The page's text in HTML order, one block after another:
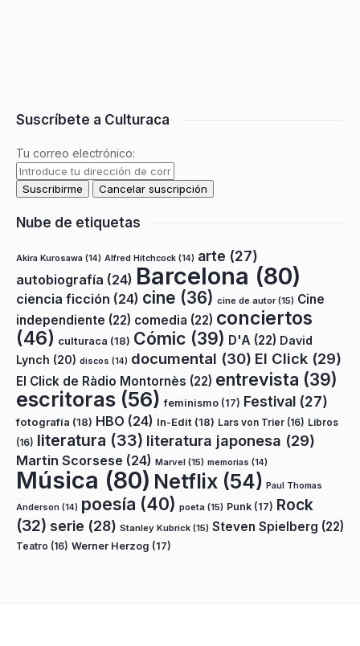
Suscríbete a Culturaca
Tu correo electrónico:
Nube de etiquetas
Akira Kurosawa (14) Alfred Hitchcock (14) arte (27)
autobiografía (24) Barcelona (80)
ciencia ficción (24) cine (36) cine de autor(15) Cine
independiente (22) comedia (22) conciertos
(46) culturaca (18) Cómic (39) D'A (22) David
Lynch (20) discos (14) documental (30) El Click (29)
El Click de Ràdio Montornès (22) entrevista (39)
escritoras (56) feminismo (17) Festival (27)
fotografía (18) HBO (24) In-Edit (18) Lars von Trier (16) Libros
(16) literatura (33) literatura japonesa (29)
Martin Scorsese (24) Marvel (15) memorias (14)
Música (80) Netflix (54) Paul Thomas
Anderson (14) poesía (40) poeta (15) Punk (17) Rock
(32) serie (28) Stanley Kubrick (15) Steven Spielberg (22)
Teatro (16) Werner Herzog (17)